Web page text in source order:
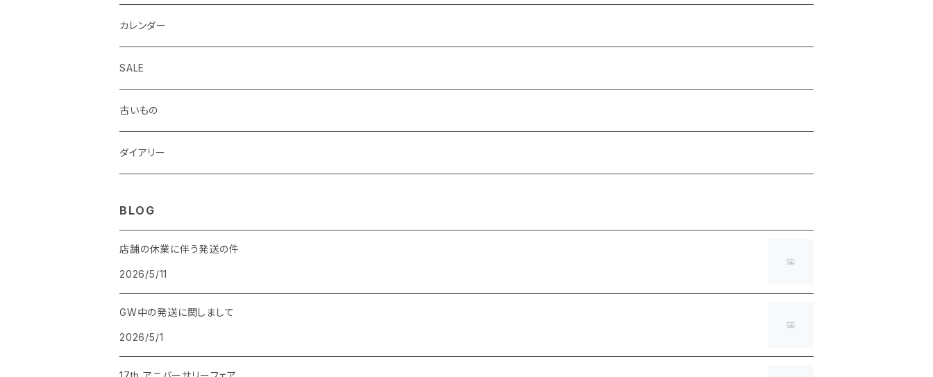
BIC
centropen
AUTOPOINT
PARKER
BRUNNEN
ノラヤ
杉本ふみ
みやしたゆみ
池田久美子
芝生 GALLERY SHIBAFU
パンチ、ステープラー
定規、テンプレート
クリップ、割ピン、画鋲、輪ゴム、状差し
消しゴム
マスキングテープ
付箋、シール
包装紙、紙袋
チケット、マッチラベル、切手
ブックカバー、栞、ブックスタンド
バッグ
バッジ、ブローチ、キーホルダー
ハンカチ、手ぬぐい
カレンダー
SALE
古いもの
ダイアリー
BLOG
店舗の休業に伴う発送の件
2026/5/11
GW中の発送に関しまして
2026/5/1